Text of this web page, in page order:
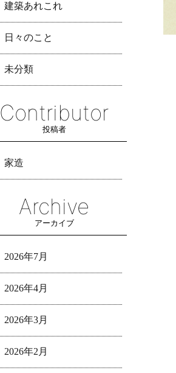
建築あれこれ
日々のこと
未分類
Contributor
投稿者
家造
Archive
アーカイブ
2026年7月
2026年4月
2026年3月
2026年2月